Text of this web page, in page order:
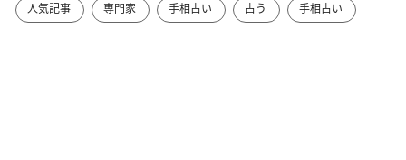
人気記事 専門家 手相占い 占う 手相占い